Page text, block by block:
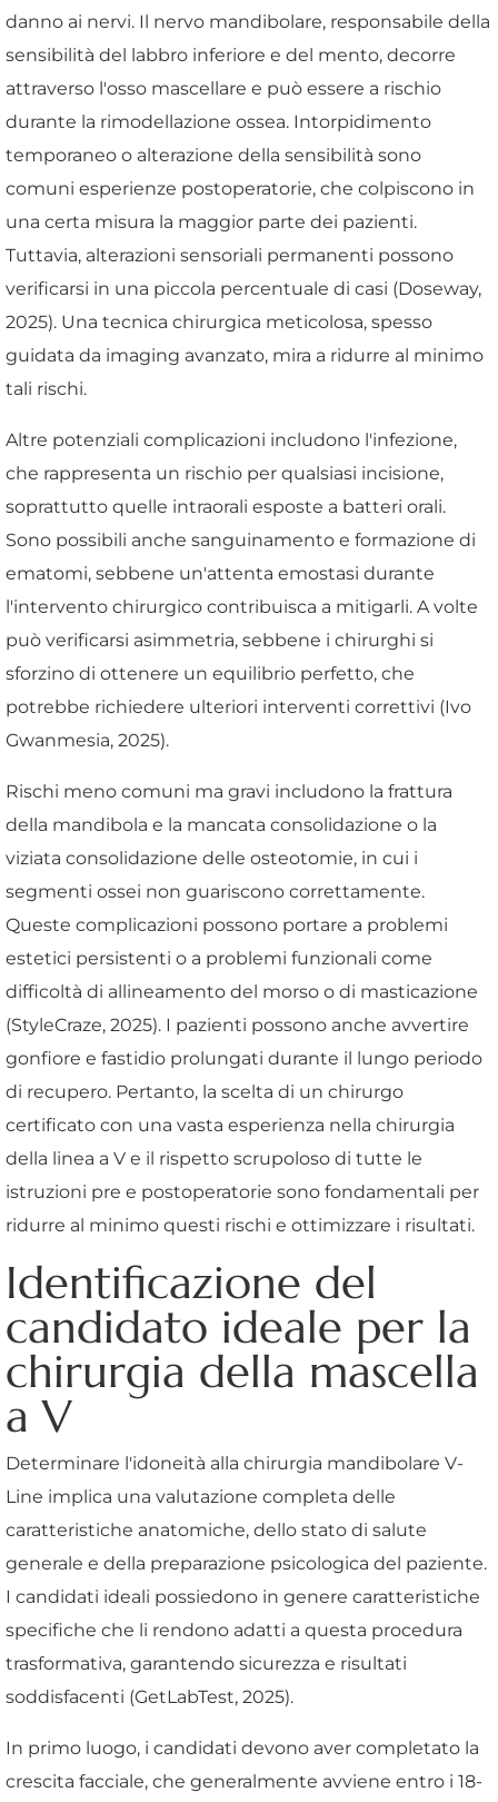
danno ai nervi. Il nervo mandibolare, responsabile della
sensibilità del labbro inferiore e del mento, decorre
attraverso l'osso mascellare e può essere a rischio
durante la rimodellazione ossea. Intorpidimento
temporaneo o alterazione della sensibilità sono
comuni esperienze postoperatorie, che colpiscono in
una certa misura la maggior parte dei pazienti.
Tuttavia, alterazioni sensoriali permanenti possono
verificarsi in una piccola percentuale di casi (Doseway,
2025). Una tecnica chirurgica meticolosa, spesso
guidata da imaging avanzato, mira a ridurre al minimo
tali rischi.
Altre potenziali complicazioni includono l'infezione,
che rappresenta un rischio per qualsiasi incisione,
soprattutto quelle intraorali esposte a batteri orali.
Sono possibili anche sanguinamento e formazione di
ematomi, sebbene un'attenta emostasi durante
l'intervento chirurgico contribuisca a mitigarli. A volte
può verificarsi asimmetria, sebbene i chirurghi si
sforzino di ottenere un equilibrio perfetto, che
potrebbe richiedere ulteriori interventi correttivi (Ivo
Gwanmesia, 2025).
Rischi meno comuni ma gravi includono la frattura
della mandibola e la mancata consolidazione o la
viziata consolidazione delle osteotomie, in cui i
segmenti ossei non guariscono correttamente.
Queste complicazioni possono portare a problemi
estetici persistenti o a problemi funzionali come
difficoltà di allineamento del morso o di masticazione
(StyleCraze, 2025). I pazienti possono anche avvertire
gonfiore e fastidio prolungati durante il lungo periodo
di recupero. Pertanto, la scelta di un chirurgo
certificato con una vasta esperienza nella chirurgia
della linea a V e il rispetto scrupoloso di tutte le
istruzioni pre e postoperatorie sono fondamentali per
ridurre al minimo questi rischi e ottimizzare i risultati.
Identificazione del
candidato ideale per la
chirurgia della mascella
a V
Determinare l'idoneità alla chirurgia mandibolare V-
Line implica una valutazione completa delle
caratteristiche anatomiche, dello stato di salute
generale e della preparazione psicologica del paziente.
I candidati ideali possiedono in genere caratteristiche
specifiche che li rendono adatti a questa procedura
trasformativa, garantendo sicurezza e risultati
soddisfacenti (GetLabTest, 2025).
In primo luogo, i candidati devono aver completato la
crescita facciale, che generalmente avviene entro i 18-